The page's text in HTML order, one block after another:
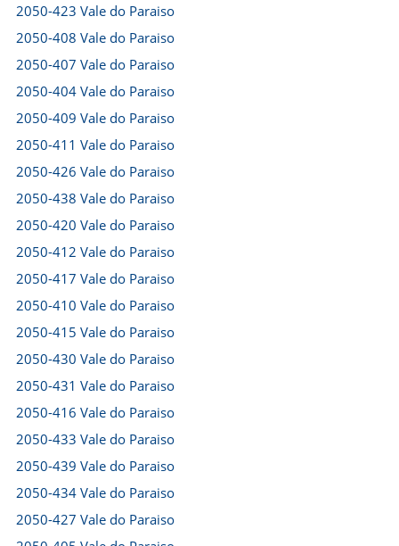
2050-423 Vale do Paraiso
2050-408 Vale do Paraiso
2050-407 Vale do Paraiso
2050-404 Vale do Paraiso
2050-409 Vale do Paraiso
2050-411 Vale do Paraiso
2050-426 Vale do Paraiso
2050-438 Vale do Paraiso
2050-420 Vale do Paraiso
2050-412 Vale do Paraiso
2050-417 Vale do Paraiso
2050-410 Vale do Paraiso
2050-415 Vale do Paraiso
2050-430 Vale do Paraiso
2050-431 Vale do Paraiso
2050-416 Vale do Paraiso
2050-433 Vale do Paraiso
2050-439 Vale do Paraiso
2050-434 Vale do Paraiso
2050-427 Vale do Paraiso